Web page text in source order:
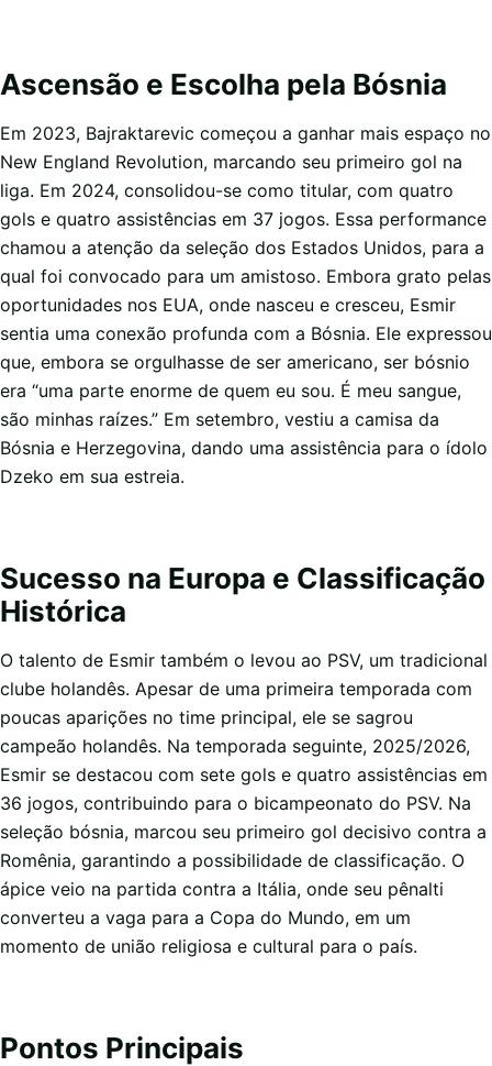
Ascensão e Escolha pela Bósnia
Em 2023, Bajraktarevic começou a ganhar mais espaço no
New England Revolution, marcando seu primeiro gol na
liga. Em 2024, consolidou-se como titular, com quatro
gols e quatro assistências em 37 jogos. Essa performance
chamou a atenção da seleção dos Estados Unidos, para a
qual foi convocado para um amistoso. Embora grato pelas
oportunidades nos EUA, onde nasceu e cresceu, Esmir
sentia uma conexão profunda com a Bósnia. Ele expressou
que, embora se orgulhasse de ser americano, ser bósnio
era “uma parte enorme de quem eu sou. É meu sangue,
são minhas raízes.” Em setembro, vestiu a camisa da
Bósnia e Herzegovina, dando uma assistência para o ídolo
Dzeko em sua estreia.
Sucesso na Europa e Classificação
Histórica
O talento de Esmir também o levou ao PSV, um tradicional
clube holandês. Apesar de uma primeira temporada com
poucas aparições no time principal, ele se sagrou
campeão holandês. Na temporada seguinte, 2025/2026,
Esmir se destacou com sete gols e quatro assistências em
36 jogos, contribuindo para o bicampeonato do PSV. Na
seleção bósnia, marcou seu primeiro gol decisivo contra a
Romênia, garantindo a possibilidade de classificação. O
ápice veio na partida contra a Itália, onde seu pênalti
converteu a vaga para a Copa do Mundo, em um
momento de união religiosa e cultural para o país.
Pontos Principais